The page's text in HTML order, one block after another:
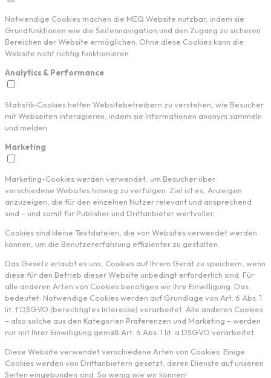
Notwendige Cookies machen die MEQ Website nutzbar, indem sie
Grundfunktionen wie die Seitennavigation und den Zugang zu sicheren
Bereichen der Website ermöglichen. Ohne diese Cookies kann die
Website nicht richtig funktionieren.
Analytics & Performance
Statistik-Cookies helfen Websitebetreibern zu verstehen, wie Besucher
mit Webseiten interagieren, indem sie Informationen anonym sammeln
und melden.
Marketing
Marketing-Cookies werden verwendet, um Besucher über
verschiedene Websites hinweg zu verfolgen. Ziel ist es, Anzeigen
anzuzeigen, die für den einzelnen Nutzer relevant und ansprechend
sind – und somit für Publisher und Drittanbieter wertvoller.
Cookies sind kleine Textdateien, die von Websites verwendet werden
können, um die Benutzererfahrung effizienter zu gestalten.
Das Gesetz erlaubt es uns, Cookies auf Ihrem Gerät zu speichern, wenn
diese für den Betrieb dieser Website unbedingt erforderlich sind. Für
alle anderen Arten von Cookies benötigen wir Ihre Einwilligung. Das
bedeutet: Notwendige Cookies werden auf Grundlage von Art. 6 Abs. 1
lit. f DSGVO (berechtigtes Interesse) verarbeitet. Alle anderen Cookies
– also solche aus den Kategorien Präferenzen und Marketing – werden
nur mit Ihrer Einwilligung gemäß Art. 6 Abs. 1 lit. a DSGVO verarbeitet.
Diese Website verwendet verschiedene Arten von Cookies. Einige
Cookies werden von Drittanbietern gesetzt, deren Dienste auf unseren
Seiten eingebunden sind. So wenig wie wir können!